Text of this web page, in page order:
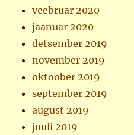
veebruar 2020
jaanuar 2020
detsember 2019
november 2019
oktoober 2019
september 2019
august 2019
juuli 2019